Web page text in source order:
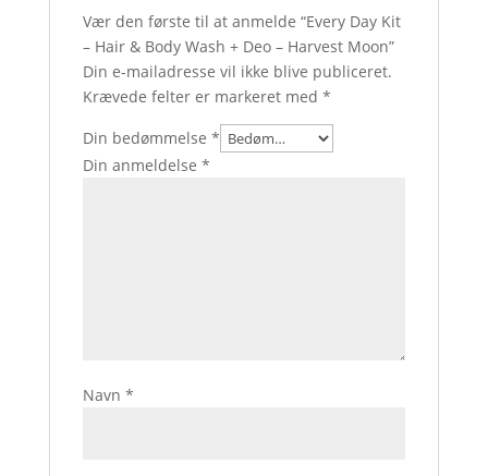
Vær den første til at anmelde “Every Day Kit
– Hair & Body Wash + Deo – Harvest Moon”
Din e-mailadresse vil ikke blive publiceret.
Krævede felter er markeret med *
Din bedømmelse *
Din anmeldelse *
Navn *